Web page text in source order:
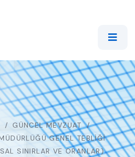
GÜNCEL MEVZUAT
GENEL TEBLIĞI
SINIRLAR VE ORANLAR)